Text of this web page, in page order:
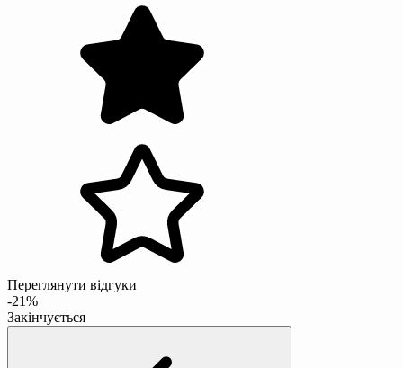
Переглянути відгуки
-21%
Закінчується